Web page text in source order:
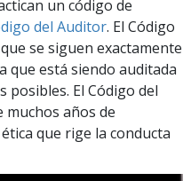
un código de
del Auditor. El Código
se siguen exactamente
que está siendo auditada
posibles. El Código del
años de
que rige la conducta